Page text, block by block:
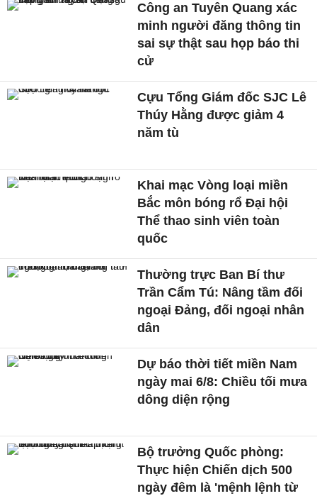
Công an Tuyên Quang xác
minh người đăng thông tin
sai sự thật sau họp báo thi
cử
Cựu Tổng Giám đốc SJC Lê
Thúy Hằng được giảm 4
năm tù
Khai mạc Vòng loại miền
Bắc môn bóng rổ Đại hội
Thể thao sinh viên toàn
quốc
Thường trực Ban Bí thư
Trần Cẩm Tú: Nâng tầm đối
ngoại Đảng, đối ngoại nhân
dân
Dự báo thời tiết miền Nam
ngày mai 6/8: Chiều tối mưa
dông diện rộng
Bộ trưởng Quốc phòng:
Thực hiện Chiến dịch 500
ngày đêm là 'mệnh lệnh từ